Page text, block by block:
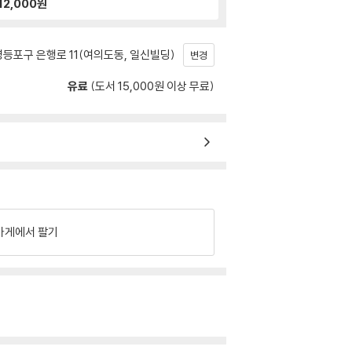
원
포구 은행로 11(여의도동, 일신빌딩) 변경
유료 (도서 15,000원 이상 무료)
게에서 팔기